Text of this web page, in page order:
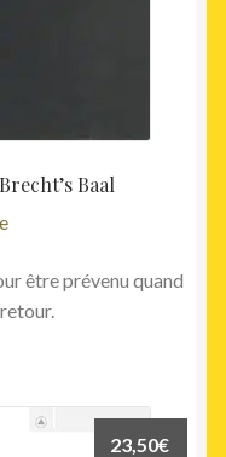
Baal
être prévenu quand
23,50€